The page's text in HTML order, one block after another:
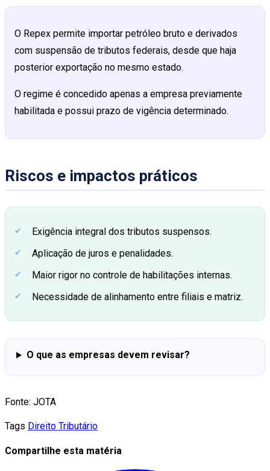
O Repex permite importar petróleo bruto e derivados
com suspensão de tributos federais, desde que haja
posterior exportação no mesmo estado.
O regime é concedido apenas a empresa previamente
habilitada e possui prazo de vigência determinado.
Riscos e impactos práticos
Exigência integral dos tributos suspensos.
Aplicação de juros e penalidades.
Maior rigor no controle de habilitações internas.
Necessidade de alinhamento entre filiais e matriz.
O que as empresas devem revisar?
Fonte: JOTA
Tags Direito Tributário
Compartilhe esta matéria